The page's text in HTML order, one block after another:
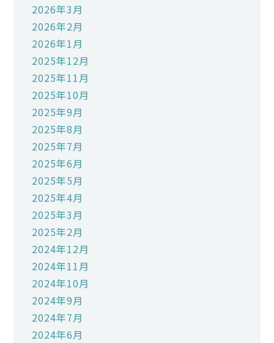
2026年3月
2026年2月
2026年1月
2025年12月
2025年11月
2025年10月
2025年9月
2025年8月
2025年7月
2025年6月
2025年5月
2025年4月
2025年3月
2025年2月
2024年12月
2024年11月
2024年10月
2024年9月
2024年7月
2024年6月